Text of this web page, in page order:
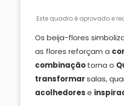
Este quadro é aprovado e
Os beija-flores
as flores reforçam a
combinaçãotorna o
transformarsalas,
acolhedorese